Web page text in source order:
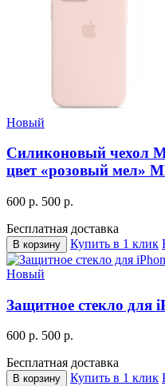
Новый
Силиконовый чехол
цвет «розовый мел»
600 р. 500 р.
Бесплатная доставка
В корзину Купить в 1 клик
Новый
Защитное стекло для
600 р. 500 р.
Бесплатная доставка
В корзину Купить в 1 клик